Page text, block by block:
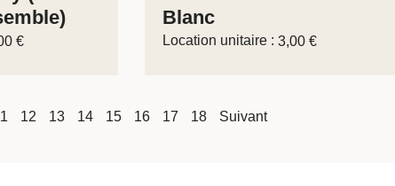
€
Blanc
Location unitaire : 3,00 €
12 13 14 15 16 17 18 Suivant